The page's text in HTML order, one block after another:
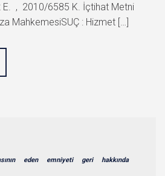
, 2010/6585 K. İçtihat Metni
MahkemesiSUÇ : Hizmet […]
eden emniyeti geri hakkında